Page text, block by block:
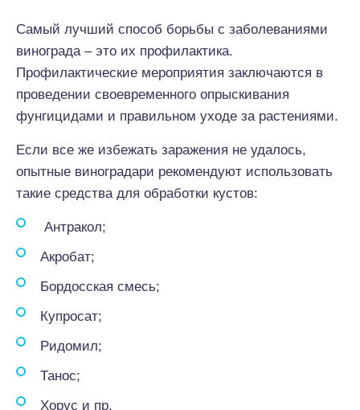
Самый лучший способ борьбы с заболеваниями
винограда – это их профилактика.
Профилактические мероприятия заключаются в
проведении своевременного опрыскивания
фунгицидами и правильном уходе за растениями.
Если все же избежать заражения не удалось,
опытные виноградари рекомендуют использовать
такие средства для обработки кустов:
Антракол;
Акробат;
Бордосская смесь;
Купросат;
Ридомил;
Танос;
Хорус и пр.